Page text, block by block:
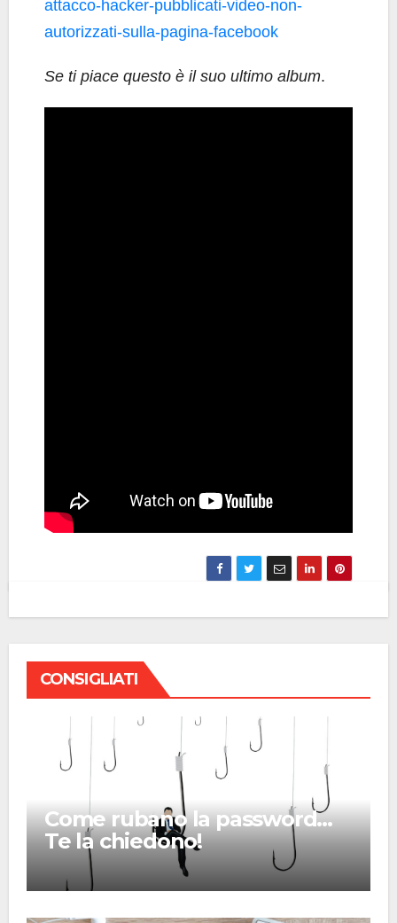
attacco-hacker-pubblicati-video-non-
autorizzati-sulla-pagina-facebook
Se ti piace questo è il suo ultimo album.
CONSIGLIATI
Come rubano la password…
Te la chiedono!